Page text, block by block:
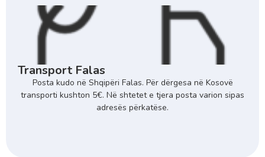
Transport Falas
Posta kudo në Shqipëri Falas. Për dërgesa në Kosovë
transporti kushton 5€. Në shtetet e tjera posta varion sipas
adresës përkatëse.